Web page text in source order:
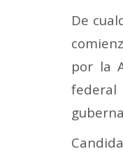
De
por la
federal